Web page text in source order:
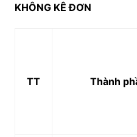
KHÔNG KÊ ĐƠN
TT Thành